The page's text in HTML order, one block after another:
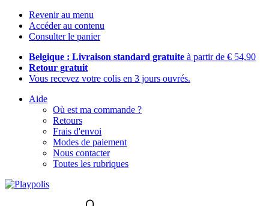
Revenir au menu
Accéder au contenu
Consulter le panier
Belgique : Livraison standard gratuite à partir de € 54,90
Retour gratuit
Vous recevez votre colis en 3 jours ouvrés.
Aide
Où est ma commande ?
Retours
Frais d'envoi
Modes de paiement
Nous contacter
Toutes les rubriques